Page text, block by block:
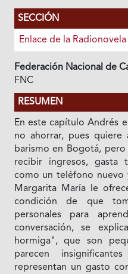
SECCIÓN
Enlace de la Radionovela
Federación Nacional de
FNC
RESUMEN
En este capítulo Andrés
no ahorrar, pues quiere
barismo en Bogotá,
recibir ingresos, gasta
como un teléfono nuevo
Margarita María le
condición de que
personales para
conversación, se
hormiga", que son
parecen
representan un gasto